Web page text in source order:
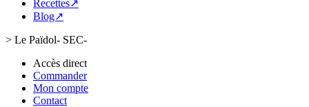
Recettes↗
Blog↗
> Le Païdol- SEC-
Accès direct
Commander
Mon compte
Contact